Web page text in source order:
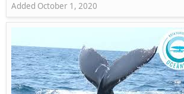
Added October 1, 2020